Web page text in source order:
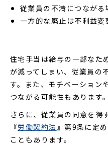
従業員の不満につながる
一方的な廃止は不利益
住宅手当は給与の一部なた
が減ってしまい、従業員の
す。また、モチベーション
つながる可能性もあります。
さらに、従業員の同意を得
『労働契約法』第9条に定
こともあります。